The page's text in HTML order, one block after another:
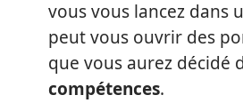
vous vous lancez dans
peut vous ouvrir des
que vous aurez décidé
compétences.